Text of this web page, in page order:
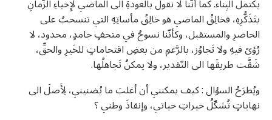
يكتملَ البِناء. كما أنّنا لا نقولُ بالعودةِ الى الماضي لإِحياءِ الزّمانِ
بتَذَكُّرِهِ، فخالِقُ الماضي هو خالِقُ مأساتِهِ التي تنسحبُ على
الحاضرِ والمستقبل، وكأنّنا نسوحُ في متحفٍ جامدٍ، محدود، لا
رُؤىً فيهِ ولا تَجاوُز، بالرَّغمِ من بعضِ اقتحاماتٍ للخَيرِ والحقِّ،
شَقَّت طريقَها الى التّقدير، ولا يمكنُ تَجاهلُها.
ويُطرَحُ السؤال : كيف يمكنني أن أغلبَ ما يُضنيني، لِأَصلَ الى
نهاياتٍ تُشكّلُ خيراتِ حياتي، وإنقاذَ وطني ؟